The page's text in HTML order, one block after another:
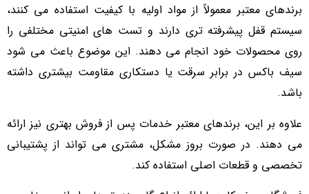
برندهای معتبر معمولاً از مواد اولیه با کیفیت استفاده می کنند،
سیستم قفل پیشرفته تری دارند و تست های امنیتی مختلفی را
روی محصولات خود انجام می دهند. این موضوع باعث می شود
سیف باکس در برابر سرقت یا دستکاری مقاومت بیشتری داشته
باشد.
علاوه بر این، برندهای معتبر خدمات پس از فروش بهتری نیز ارائه
می دهند. در صورت بروز مشکل، مشتری می تواند از پشتیبانی
تخصصی و قطعات اصلی استفاده کند.